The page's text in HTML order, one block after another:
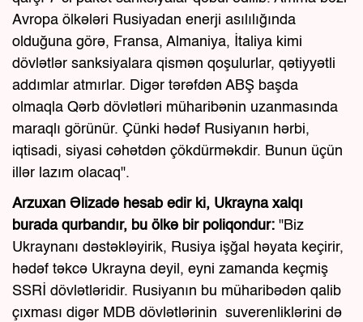
Avropa ölkələri Rusiyadan enerji asılılığında
olduğuna görə, Fransa, Almaniya, İtaliya kimi
dövlətlər sanksiyalara qismən qoşulurlar, qətiyyətli
addımlar atmırlar. Digər tərəfdən ABŞ başda
olmaqla Qərb dövlətləri müharibənin uzanmasında
maraqlı görünür. Çünki hədəf Rusiyanın hərbi,
iqtisadi, siyasi cəhətdən çökdürməkdir. Bunun üçün
illər lazım olacaq".
Arzuxan Əlizadə hesab edir ki, Ukrayna xalqı
burada qurbandır, bu ölkə bir poliqondur: "Biz
Ukraynanı dəstəkləyirik, Rusiya işğal həyata keçirir,
hədəf təkcə Ukrayna deyil, eyni zamanda keçmiş
SSRİ dövlətləridir. Rusiyanın bu müharibədən qalib
çıxması digər MDB dövlətlərinin suverenliklərini də